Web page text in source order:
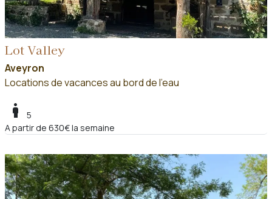
Lot Valley
Aveyron
Locations de vacances au bord de l'eau
boy
5
A partir de 630€ la semaine